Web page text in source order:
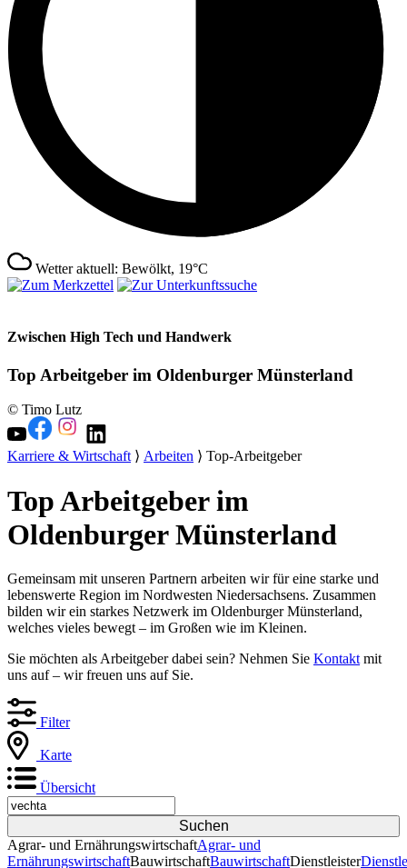
Wetter aktuell: Bewölkt, 19°C
Zwischen High Tech und Handwerk
Top Arbeitgeber im Oldenburger Münsterland
© Timo Lutz
Karriere & Wirtschaft⟩ Arbeiten ⟩ Top-Arbeitgeber
Top Arbeitgeber im
Oldenburger Münsterland
Gemeinsam mit unseren Partnern arbeiten wir für eine starke und
lebenswerte Region im Nordwesten Niedersachsens. Zusammen
bilden wir ein starkes Netzwerk im Oldenburger Münsterland,
welches vieles bewegt – im Großen wie im Kleinen.
Sie möchten als Arbeitgeber dabei sein? Nehmen Sie Kontakt mit
uns auf – wir freuen uns auf Sie.
Filter
Karte
Übersicht
Agrar- und ErnährungswirtschaftAgrar- und
ErnährungswirtschaftBauwirtschaftBauwirtschaftDienstleister